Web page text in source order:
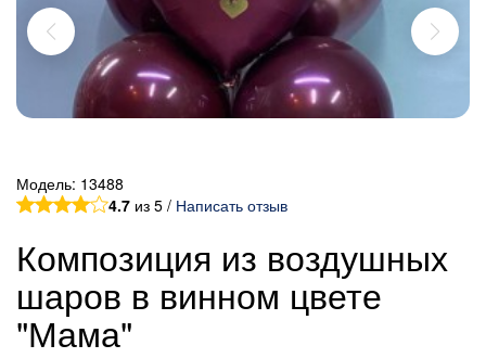
Модель: 13488
4.7 из 5 / Написать отзыв
Композиция из воздушных
шаров в винном цвете
"Мама"